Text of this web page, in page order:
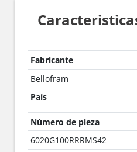
Fabricante
Bellofram
País
Número de pieza
6020G100RRRMS42